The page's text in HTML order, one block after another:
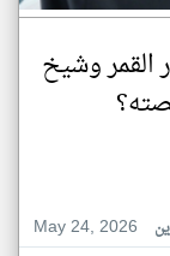
القمر وشيخ
May 24, 2026